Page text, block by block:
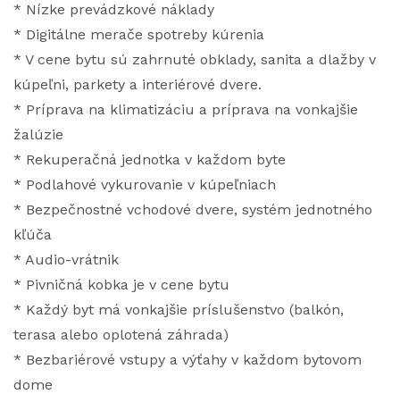
* Nízke prevádzkové náklady
* Digitálne merače spotreby kúrenia
* V cene bytu sú zahrnuté obklady, sanita a dlažby v
kúpeľni, parkety a interiérové dvere.
* Príprava na klimatizáciu a príprava na vonkajšie
žalúzie
* Rekuperačná jednotka v každom byte
* Podlahové vykurovanie v kúpeľniach
* Bezpečnostné vchodové dvere, systém jednotného
kľúča
* Audio-vrátnik
* Pivničná kobka je v cene bytu
* Každý byt má vonkajšie príslušenstvo (balkón,
terasa alebo oplotená záhrada)
* Bezbariérové vstupy a výťahy v každom bytovom
dome